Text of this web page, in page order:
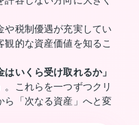
や税制優遇が充実してい
的な資産価値を知るこ
はいくら受け取れるか」
。これらを一つずつクリ
ら「次なる資産」へと変